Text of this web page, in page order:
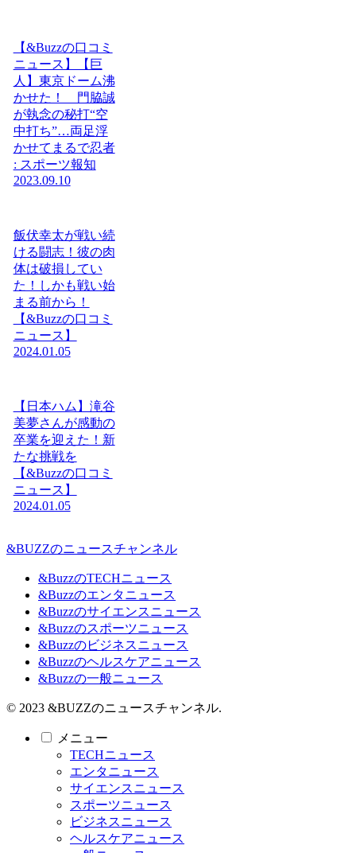
【&Buzzの口コミ
ニュース】【巨
人】東京ドーム沸
かせた！ 門脇誠
が執念の秘打“空
中打ち”…両足浮
かせてまるで忍者
: スポーツ報知
2023.09.10
飯伏幸太が戦い続
ける闘志！彼の肉
体は破損してい
た！しかも戦い始
まる前から！
【&Buzzの口コミ
ニュース】
2024.01.05
【日本ハム】滝谷
美夢さんが感動の
卒業を迎えた！新
たな挑戦を
【&Buzzの口コミ
ニュース】
2024.01.05
&BUZZのニュースチャンネル
&BuzzのTECHニュース
&Buzzのエンタニュース
&Buzzのサイエンスニュース
&Buzzのスポーツニュース
&Buzzのビジネスニュース
&Buzzのヘルスケアニュース
&Buzzの一般ニュース
© 2023 &BUZZのニュースチャンネル.
メニュー
TECHニュース
エンタニュース
サイエンスニュース
スポーツニュース
ビジネスニュース
ヘルスケアニュース